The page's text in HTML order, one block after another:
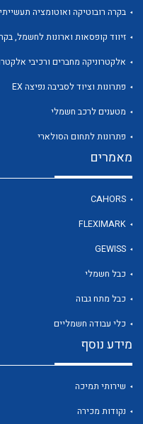
לכל מוצרי היצרן
בקרה רובוטיקה ואוטומציה
זיווד קופסאות וארונות לחשמל,
אלקטרוניקה מחברים ורכיבי
פתרונות וציוד לסביבה נפיצה EX
מטענים לרכב חשמלי
פתרונות לתחום הסולארי
מאמרים
CAHORS
FLEXIMARK
GEWISS
כבל חשמלי
כבל מתח גבוה
כלי עבודה חשמליים
מידע נוסף
שירותי תמיכה
נקודות מכירה